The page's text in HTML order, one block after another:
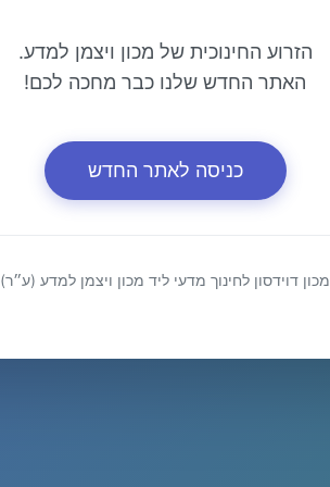
הזרוע החינוכית של מכון ויצמן למדע.
האתר החדש שלנו כבר מחכה לכם!
כניסה לאתר החדש
מכון דוידסון לחינוך מדעי ליד מכון ויצמן למדע (ע״ר)